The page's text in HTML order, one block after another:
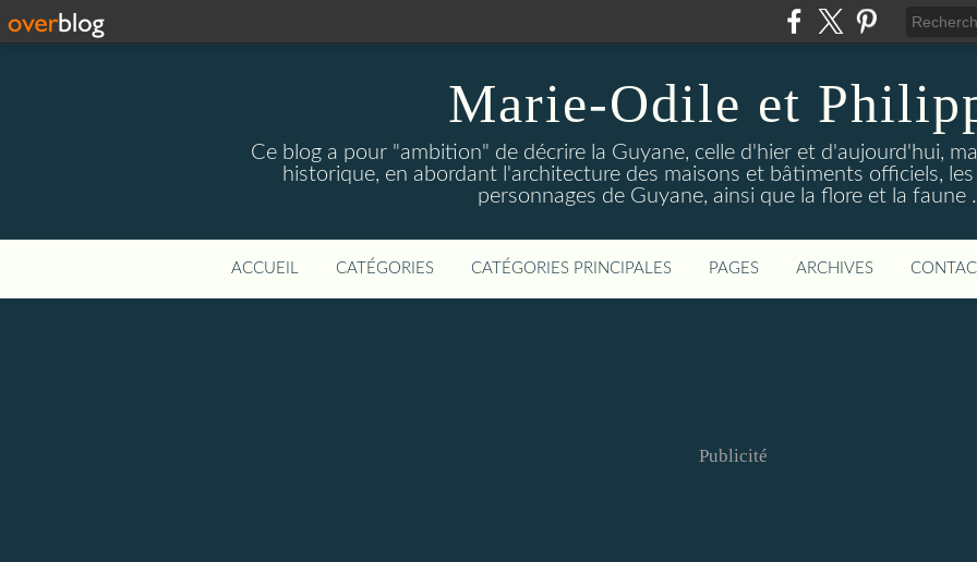
Marie-Odile et
Ce blog a pour "ambition" de décrire la Guyane, celle d'hier et d'aujourd'hui,
historique, en abordant l'architecture des maisons et bâtiments officiels,
personnages de Guyane, ainsi que la flore et la faune
ACCUEIL CATÉGORIES CATÉGORIES PRINCIPALES PAGES ARCHIVES
Publicité